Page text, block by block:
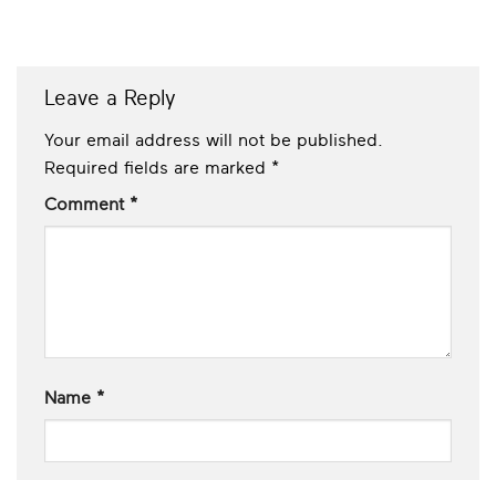
Leave a Reply
Your email address will not be published.
Required fields are marked *
Comment *
Name *